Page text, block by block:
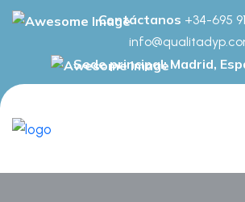
Contáctanos +34-695
Sede principal: Madrid,